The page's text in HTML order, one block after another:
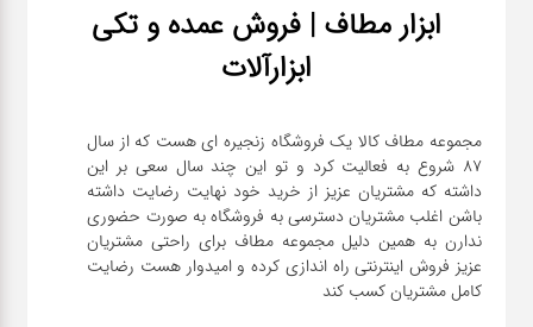
ابزار مطاف | فروش عمده و تکی
ابزارآلات
مجموعه مطاف کالا یک فروشگاه زنجیره ای هست که از سال
۸۷ شروع به فعالیت کرد و تو این چند سال سعی بر این
داشته که مشتریان عزیز از خرید خود نهایت رضایت داشته
باشن اغلب مشتریان دسترسی به فروشگاه به صورت حضوری
ندارن به همین دلیل مجموعه مطاف برای راحتی مشتریان
عزیز فروش اینترنتی راه اندازی کرده و امیدوار هست رضایت
کامل مشتریان کسب کند